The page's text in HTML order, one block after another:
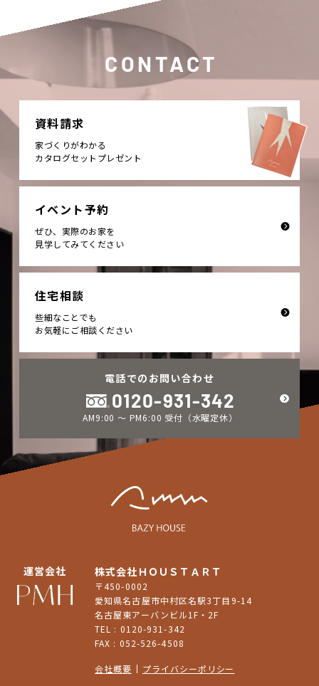
CONTACT
資料請求
家づくりがわかる
カタログセットプレゼント
イベント予約
ぜひ、実際のお家を
見学してみてください
住宅相談
些細なことでも
お気軽にご相談ください
電話でのお問い合わせ
0120-931-342
AM9:00 ～ PM6:00 受付（水曜定休）
運営会社 株式会社ＨＯＵＳＴＡＲＴ
〒450-0002
愛知県名古屋市中村区名駅3丁目9-14
名古屋東アーバンビル1F・2F
TEL : 0120-931-342
FAX : 052-526-4508
会社概要 プライバシーポリシー